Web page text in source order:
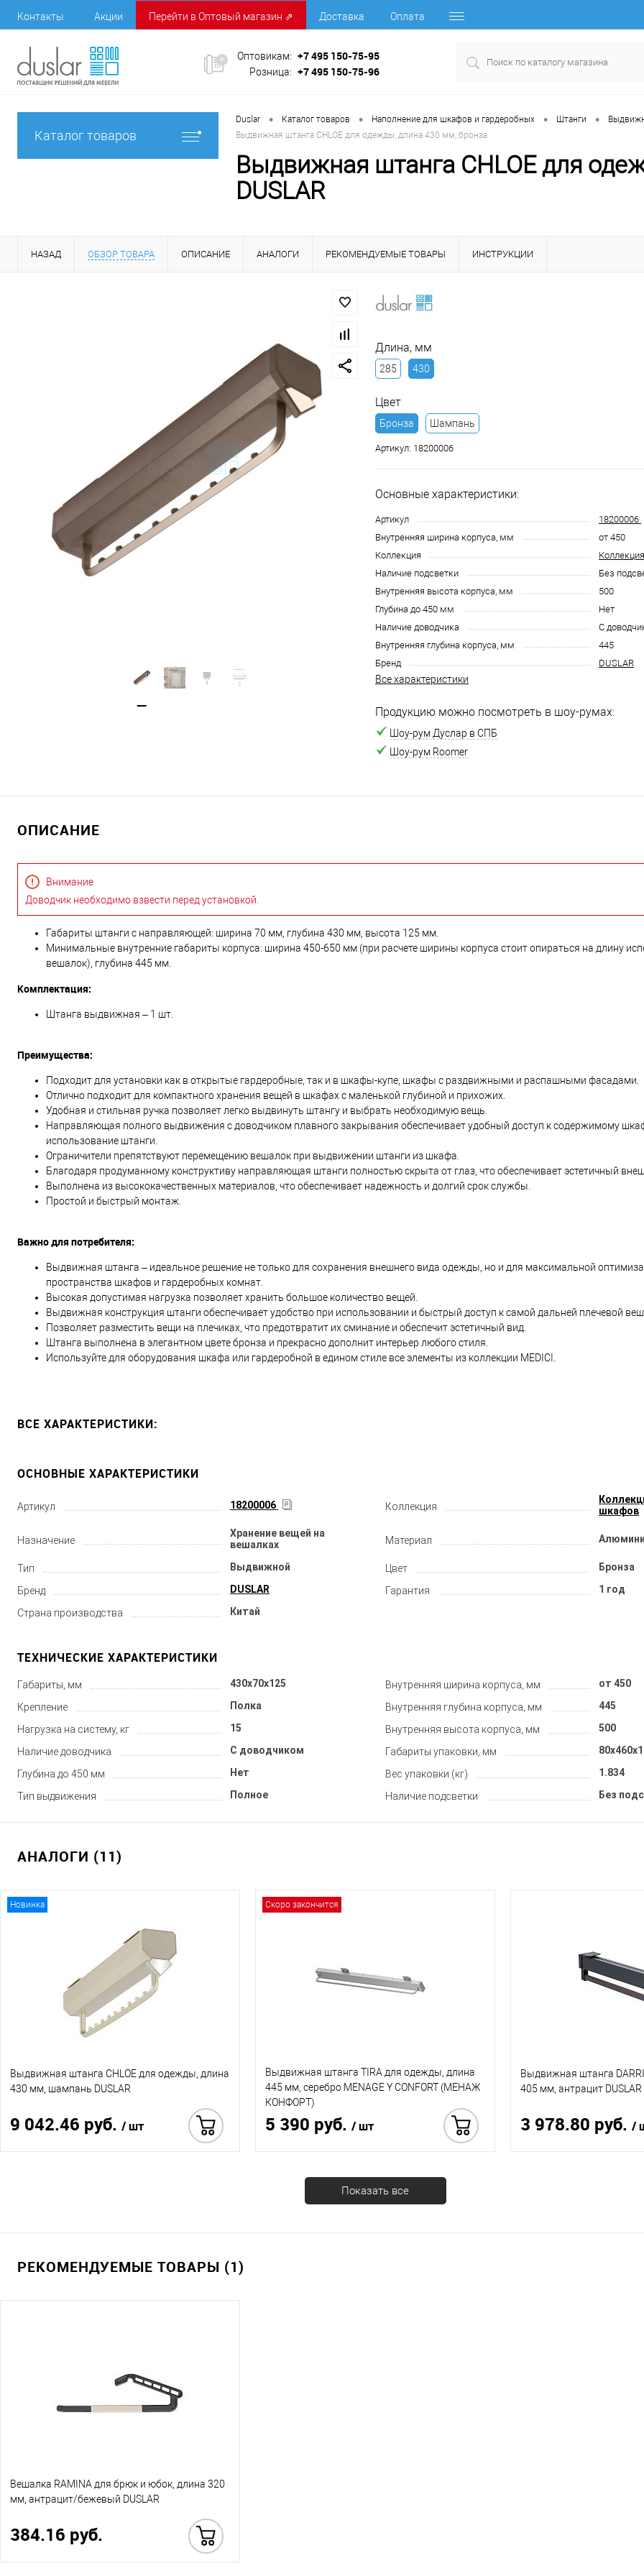
Контакты Акции Перейти в Оптовый магазин ⇗ Доставка Оплата
Оптовикам: +7 495 150-75-95
Розница: +7 495 150-75-96
Каталог товаров
Duslar • Каталог товаров • Наполнение для шкафов и гардеробных • Штанги •
Выдвижная штанга CHLOE для одежды, длина 430 мм, бронза
Выдвижная штанга CHLOE для
DUSLAR
НАЗАД ОБЗОР ТОВАРА ОПИСАНИЕ АНАЛОГИ РЕКОМЕНДУЕМЫЕ ТОВАРЫ ИНСТРУКЦИИ
Длина, мм
285 430
Цвет
Бронза Шампань
Артикул: 18200006
Основные характеристики:
Артикул
18200006
Внутренняя ширина корпуса, мм
от 450
Коллекция
Наличие подсветки
Без
Внутренняя высота корпуса, мм
500
Глубина до 450 мм
Нет
Наличие доводчика
С
Внутренняя глубина корпуса, мм
445
Бренд
DUSLAR
Все характеристики
Продукцию можно посмотреть в шоу-румах:
Шоу-рум Дуслар в СПБ
Шоу-рум Roomer
ОПИСАНИЕ
Внимание
Доводчик необходимо взвести перед установкой.
Габариты штанги с направляющей: ширина 70 мм, глубина 430 мм, высота 125 мм.
Минимальные внутренние габариты корпуса: ширина 450-650 мм (при расчете ширины корпуса стоит опираться на длину
вешалок), глубина 445 мм.
Комплектация:
Штанга выдвижная – 1 шт.
Преимущества:
Подходит для установки как в открытые гардеробные, так и в шкафы-купе, шкафы с раздвижными и распашными фасадами.
Отлично подходит для компактного хранения вещей в шкафах с маленькой глубиной и прихожих.
Удобная и стильная ручка позволяет легко выдвинуть штангу и выбрать необходимую вещь.
Направляющая полного выдвижения с доводчиком плавного закрывания обеспечивает удобный доступ к содержимому
использование штанги.
Ограничители препятствуют перемещению вешалок при выдвижении штанги из шкафа.
Благодаря продуманному конструктиву направляющая штанги полностью скрыта от глаз, что обеспечивает эстетичный
Выполнена из высококачественных материалов, что обеспечивает надежность и долгий срок службы.
Простой и быстрый монтаж.
Важно для потребителя:
Выдвижная штанга – идеальное решение не только для сохранения внешнего вида одежды, но и для максимальной
пространства шкафов и гардеробных комнат.
Высокая допустимая нагрузка позволяет хранить большое количество вещей.
Выдвижная конструкция штанги обеспечивает удобство при использовании и быстрый доступ к самой дальней плечевой
Позволяет разместить вещи на плечиках, что предотвратит их сминание и обеспечит эстетичный вид.
Штанга выполнена в элегантном цвете бронза и прекрасно дополнит интерьер любого стиля.
Используйте для оборудования шкафа или гардеробной в едином стиле все элементы из коллекции MEDICI.
ВСЕ ХАРАКТЕРИСТИКИ:
ОСНОВНЫЕ ХАРАКТЕРИСТИКИ
Артикул 18200006 Коллекция
шкафов
Назначение
Хранение вещей на
вешалках
Материал
Тип Выдвижной Цвет Бронза
Бренд DUSLAR Гарантия 1 год
Страна производства Китай
ТЕХНИЧЕСКИЕ ХАРАКТЕРИСТИКИ
Габариты, мм 430x70x125 Внутренняя ширина корпуса, мм от 450
Крепление Полка Внутренняя глубина корпуса, мм 445
Нагрузка на систему, кг 15 Внутренняя высота корпуса, мм 500
Наличие доводчика С доводчиком Габариты упаковки, мм
Глубина до 450 мм Нет Вес упаковки (кг) 1.834
Тип выдвижения Полное Наличие подсветки Без
АНАЛОГИ (11)
Новинка
Выдвижная штанга CHLOE для одежды, длина
430 мм, шампань DUSLAR
9 042.46 руб. / шт
Скоро закончится
Выдвижная штанга TIRA для одежды, длина
445 мм, серебро MENAGE Y CONFORT (МЕНАЖ
КОНФОРТ)
5 390 руб. / шт
Выдвижная штанга
405 мм, антрацит DUSLAR
3 978.80 руб. /
Показать все
РЕКОМЕНДУЕМЫЕ ТОВАРЫ (1)
Вешалка RAMINA для брюк и юбок, длина 320
мм, антрацит/бежевый DUSLAR
384.16 руб.